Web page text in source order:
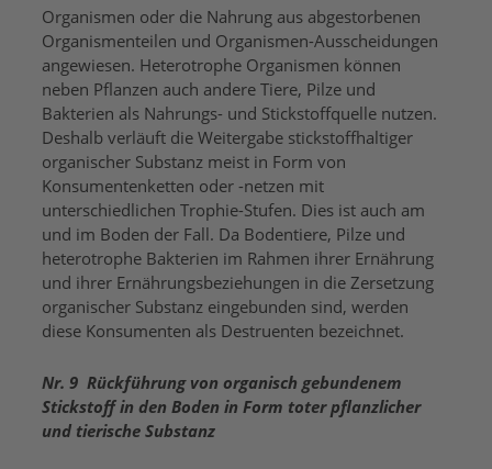
Organismen oder die Nahrung aus abgestorbenen
Organismenteilen und Organismen-Ausscheidungen
angewiesen. Heterotrophe Organismen können
neben Pflanzen auch andere Tiere, Pilze und
Bakterien als Nahrungs- und Stickstoffquelle nutzen.
Deshalb verläuft die Weitergabe stickstoffhaltiger
organischer Substanz meist in Form von
Konsumentenketten oder -netzen mit
unterschiedlichen Trophie-Stufen. Dies ist auch am
und im Boden der Fall. Da Bodentiere, Pilze und
heterotrophe Bakterien im Rahmen ihrer Ernährung
und ihrer Ernährungsbeziehungen in die Zersetzung
organischer Substanz eingebunden sind, werden
diese Konsumenten als Destruenten bezeichnet.
Nr. 9 Rückführung von organisch gebundenem
Stickstoff in den Boden in Form toter pflanzlicher
und tierische Substanz